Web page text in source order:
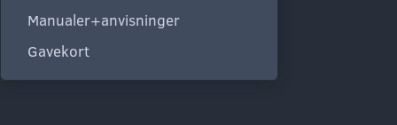
Manualer+anvisninger
Gavekort